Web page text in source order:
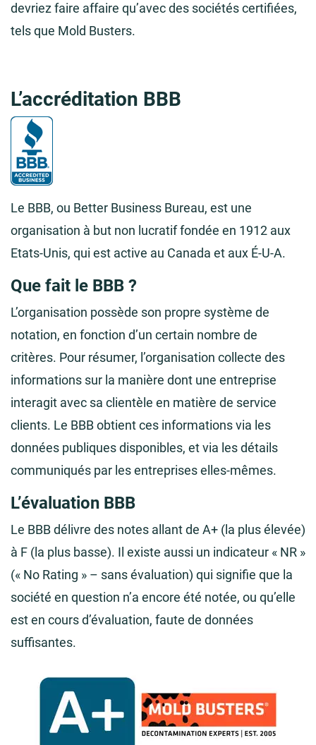
devriez faire affaire qu’avec des sociétés certifiées,
tels que Mold Busters.
L’accréditation BBB
Le BBB, ou Better Business Bureau, est une
organisation à but non lucratif fondée en 1912 aux
Etats-Unis, qui est active au Canada et aux É-U-A.
Que fait le BBB ?
L’organisation possède son propre système de
notation, en fonction d’un certain nombre de
critères. Pour résumer, l’organisation collecte des
informations sur la manière dont une entreprise
interagit avec sa clientèle en matière de service
clients. Le BBB obtient ces informations via les
données publiques disponibles, et via les détails
communiqués par les entreprises elles-mêmes.
L’évaluation BBB
Le BBB délivre des notes allant de A+ (la plus élevée)
à F (la plus basse). Il existe aussi un indicateur « NR »
(« No Rating » – sans évaluation) qui signifie que la
société en question n’a encore été notée, ou qu’elle
est en cours d’évaluation, faute de données
suffisantes.